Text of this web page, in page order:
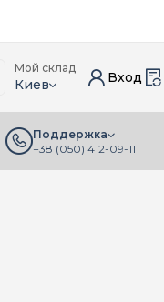
Мой склад
Киев Вход
Поддержка
+38 (050) 412-09-11